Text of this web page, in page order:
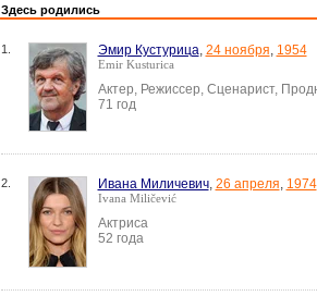
Здесь родились
1. Эмир Кустурица, 24 ноября, 1954
Emir Kusturica
Актер, Режиссер, Сценарист,
71 год
2. Ивана Миличевич, 26 апреля, 1974
Ivana Miličević
Актриса
52 года